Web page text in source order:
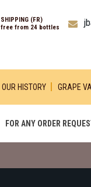
SHIPPING (FR)
free from 24 bottles
OUR HISTORY GRAPE
FOR ANY ORDER